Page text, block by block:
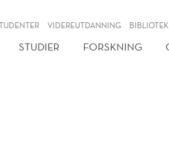
VIDEREUTDANNING
STUDIER FORSKNING